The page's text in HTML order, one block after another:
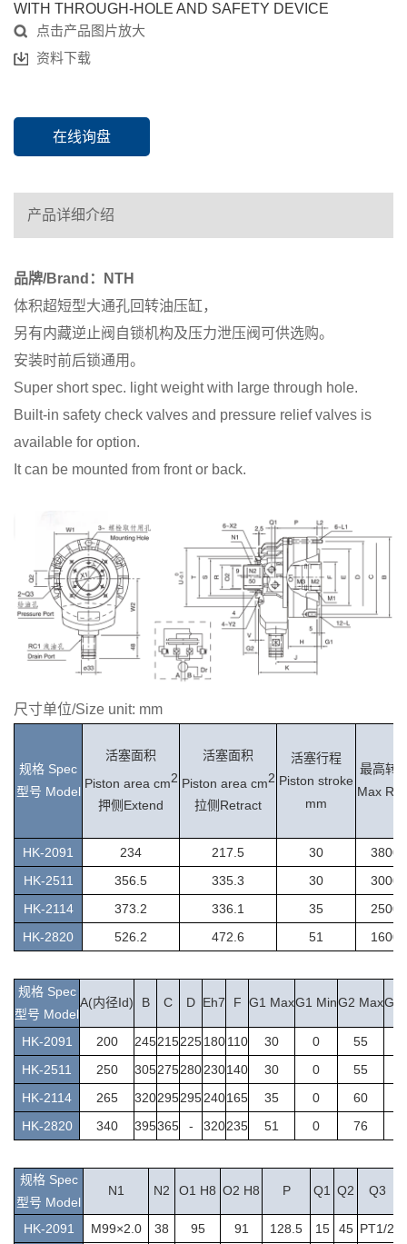
WITH THROUGH-HOLE AND SAFETY DEVICE
点击产品图片放大
资料下载
在线询盘
产品详细介绍
品牌/Brand：NTH
体积超短型大通孔回转油压缸，
另有内藏逆止阀自锁机构及压力泄压阀可供选购。
安装时前后锁通用。
Super short spec. light weight with large through hole.
Built-in safety check valves and pressure relief valves is
available for option.
It can be mounted from front or back.
尺寸单位/Size unit: mm
规格 Spec
型号 Model
活塞面积
Piston area cm2
押侧Extend
活塞面积
Piston area cm2
拉侧Retract
活塞行程
Piston stroke
mm
最高转
Max
HK-2091 234 217.5 30
3800
HK-2511
356.5 335.3 30
3000
HK-2114
373.2 336.1 35
2500
HK-2820
526.2 472.6 51 1600
规格 Spec
型号 Model
A(内径Id) B C D Eh7 F G1 MaxG1 MinG2 MaxG2
HK-2091 200 245215225180 110 30 0 55
HK-2511
250 305275280230140 30 0 55
HK-2114
265 320295295240165 35 0 60
HK-2820
340 395365 - 320235 51 0 76
规格 Spec
型号 Model
N1 N2 O1 H8 O2 H8 P Q1 Q2 Q3
HK-2091 M99×2.0 38 95 91 128.5 15 45 PT1/2